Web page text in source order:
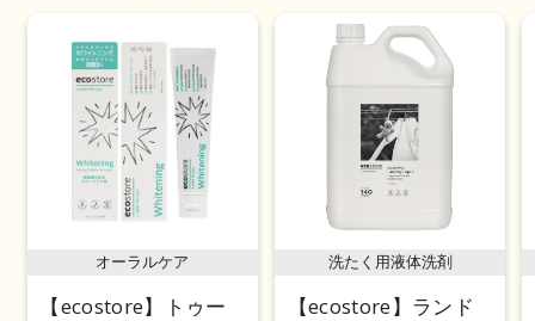
オーラルケア
【ecostore】トゥー
洗たく用液体洗剤
【ecostore】ランド